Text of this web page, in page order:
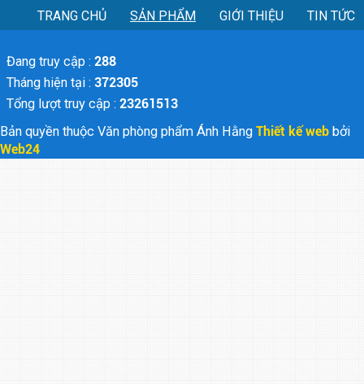
TRANG CHỦ SẢN PHẨM GIỚI THIỆU TIN TỨC
Đang truy cập : 288
Tháng hiện tại : 372305
Tổng lượt truy cập : 23261513
Bản quyền thuộc Văn phòng phẩm Ánh Hằng Thiết kế web bởi
Web24